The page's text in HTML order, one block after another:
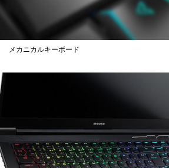
メカニカルキーボード